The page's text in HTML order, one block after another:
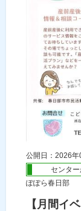
公開日：2026年
センタ
ぽぽら春日部
【月間イ